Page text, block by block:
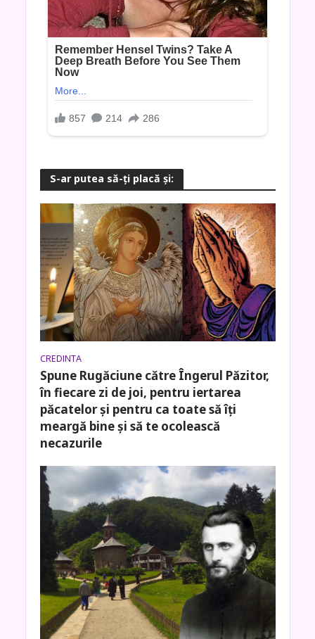
S-ar putea să-ţi placă şi:
CREDINTA
Spune Rugăciune către Îngerul Păzitor,
în fiecare zi de joi, pentru iertarea
păcatelor și pentru ca toate să îți
meargă bine și să te ocolească
necazurile